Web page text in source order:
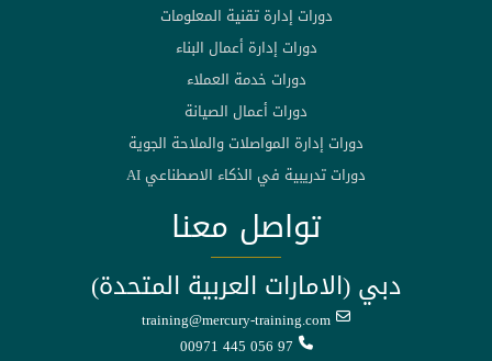
دورات إدارة تقنية المعلومات
دورات إدارة أعمال البناء
دورات خدمة العملاء
دورات أعمال الصيانة
دورات إدارة المواصلات والملاحة الجوية
دورات تدريبية في الذكاء الاصطناعي AI
تواصل معنا
دبي (الامارات العربية المتحدة)
training@mercury-training.com
00971 445 056 97